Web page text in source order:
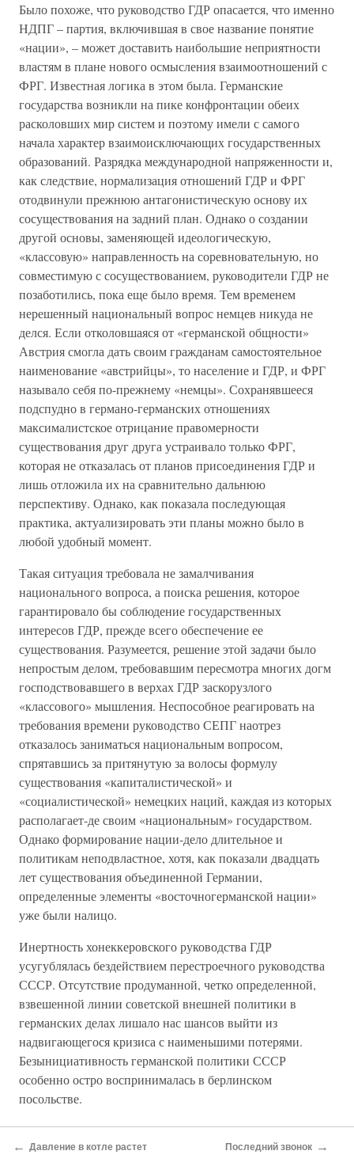
Было похоже, что руководство ГДР опасается, что именно
НДПГ – партия, включившая в свое название понятие
«нации», – может доставить наибольшие неприятности
властям в плане нового осмысления взаимоотношений с
ФРГ. Известная логика в этом была. Германские
государства возникли на пике конфронтации обеих
расколовших мир систем и поэтому имели с самого
начала характер взаимоисключающих государственных
образований. Разрядка международной напряженности и,
как следствие, нормализация отношений ГДР и ФРГ
отодвинули прежнюю антагонистическую основу их
сосуществования на задний план. Однако о создании
другой основы, заменяющей идеологическую,
«классовую» направленность на соревновательную, но
совместимую с сосуществованием, руководители ГДР не
позаботились, пока еще было время. Тем временем
нерешенный национальный вопрос немцев никуда не
делся. Если отколовшаяся от «германской общности»
Австрия смогла дать своим гражданам самостоятельное
наименование «австрийцы», то население и ГДР, и ФРГ
называло себя по-прежнему «немцы». Сохранявшееся
подспудно в германо-германских отношениях
максималистское отрицание правомерности
существования друг друга устраивало только ФРГ,
которая не отказалась от планов присоединения ГДР и
лишь отложила их на сравнительно дальнюю
перспективу. Однако, как показала последующая
практика, актуализировать эти планы можно было в
любой удобный момент.
Такая ситуация требовала не замалчивания
национального вопроса, а поиска решения, которое
гарантировало бы соблюдение государственных
интересов ГДР, прежде всего обеспечение ее
существования. Разумеется, решение этой задачи было
непростым делом, требовавшим пересмотра многих догм
господствовавшего в верхах ГДР заскорузлого
«классового» мышления. Неспособное реагировать на
требования времени руководство СЕПГ наотрез
отказалось заниматься национальным вопросом,
спрятавшись за притянутую за волосы формулу
существования «капиталистической» и
«социалистической» немецких наций, каждая из которых
располагает-де своим «национальным» государством.
Однако формирование нации-дело длительное и
политикам неподвластное, хотя, как показали двадцать
лет существования объединенной Германии,
определенные элементы «восточногерманской нации»
уже были налицо.
Инертность хонеккеровского руководства ГДР
усугублялась бездействием перестроечного руководства
СССР. Отсутствие продуманной, четко определенной,
взвешенной линии советской внешней политики в
германских делах лишало нас шансов выйти из
надвигающегося кризиса с наименьшими потерями.
Безынициативность германской политики СССР
особенно остро воспринималась в берлинском
посольстве.
2 февраля 1989 года состоялось «референтское
совещание», которое было посвящено теме: «Отношения
← Давление в котле растет Последний звонок →